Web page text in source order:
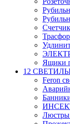
Ящики
12
Feron
Люстры